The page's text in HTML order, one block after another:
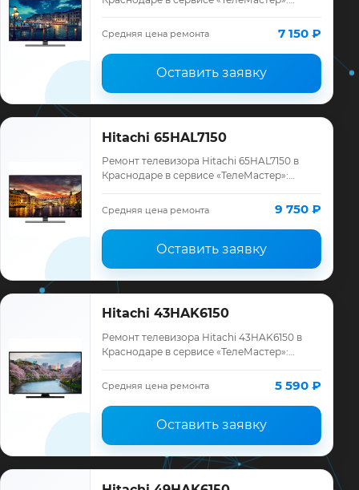
ремонта, запчасти и гарантия до 12
месяцев.
Средняя цена ремонта 7 150 ₽
Оставить заявку
Hitachi 65HAL7150
Ремонт телевизора Hitachi 65HAL7150 в
Краснодаре в сервисе «ТелеМастер»:
ремонта, запчасти и гарантия до 12
месяцев.
Средняя цена ремонта 9 750 ₽
Оставить заявку
Hitachi 43HAK6150
Ремонт телевизора Hitachi 43HAK6150 в
Краснодаре в сервисе «ТелеМастер»:
ремонта, запчасти и гарантия до 12
месяцев.
Средняя цена ремонта 5 590 ₽
Оставить заявку